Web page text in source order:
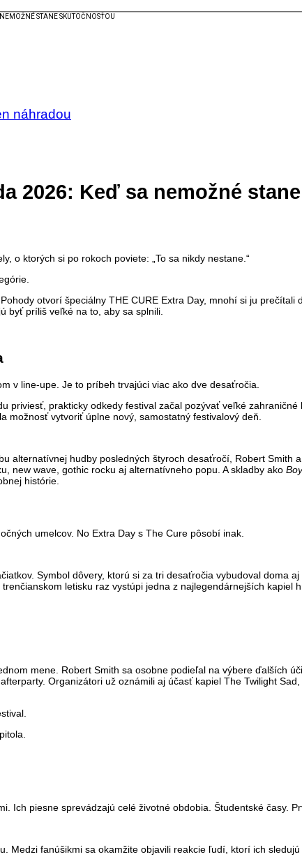
STANE SKUTOČNOSŤOU
náhradou
2026: Keď sa nemožné
o ktorých si po rokoch poviete: „To sa nikdy nestane.“
otvorí špeciálny THE CURE Extra Day, mnohí si ju prečítali
byť príliš veľké na to, aby sa splnili.
v line-upe. Je to príbeh trvajúci viac ako dve desaťročia.
priviesť, prakticky odkedy festival začal pozývať veľké
možnosť vytvoriť úplne nový, samostatný festivalový deň.
alternatívnej hudby posledných štyroch desaťročí, Robert Smith
new wave, gothic rocku aj alternatívneho popu. A skladby ako
histórie.
umelcov. No Extra Day s The Cure pôsobí inak.
Symbol dôvery, ktorú si za tri desaťročia vybudoval doma
letisku raz vystúpi jedna z najlegendárnejších kapiel
mene. Robert Smith sa osobne podieľal na výbere ďalších
Organizátori už oznámili aj účasť kapiel The Twilight
Ich piesne sprevádzajú celé životné obdobia. Študentské časy.
Medzi fanúšikmi sa okamžite objavili reakcie ľudí, ktorí ich